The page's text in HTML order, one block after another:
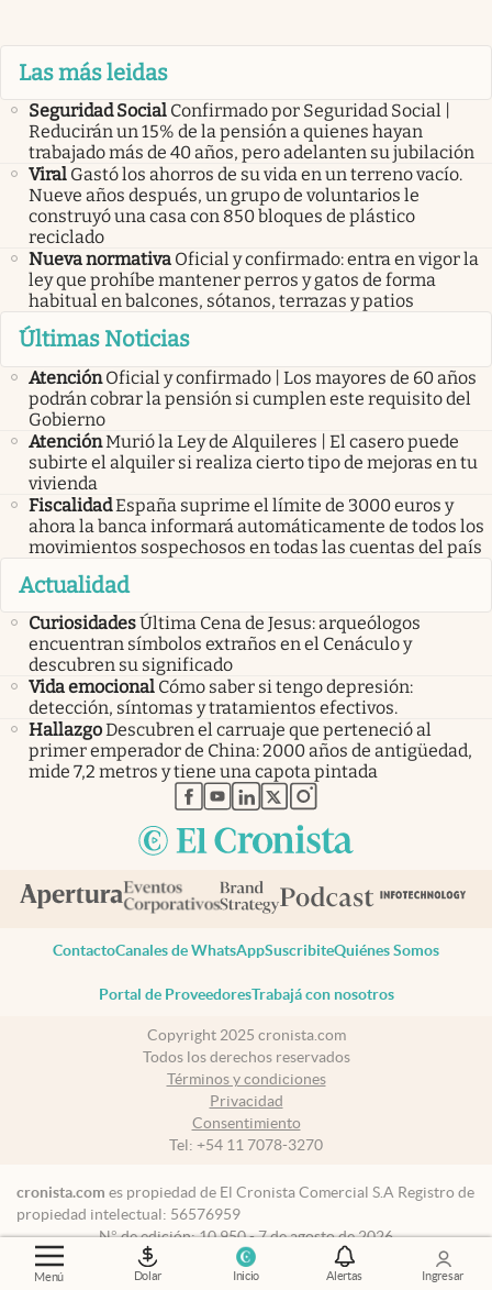
Menú Dolar Inicio Alertas Ingresar
Las más leidas
Seguridad Social Confirmado por Seguridad Social |
Reducirán un 15% de la pensión a quienes hayan
trabajado más de 40 años, pero adelanten su jubilación
Viral Gastó los ahorros de su vida en un terreno vacío.
Nueve años después, un grupo de voluntarios le
construyó una casa con 850 bloques de plástico
reciclado
Nueva normativa Oficial y confirmado: entra en vigor la
ley que prohíbe mantener perros y gatos de forma
habitual en balcones, sótanos, terrazas y patios
Últimas Noticias
Atención Oficial y confirmado | Los mayores de 60 años
podrán cobrar la pensión si cumplen este requisito del
Gobierno
AtenciónMurió la Ley de Alquileres | El casero puede
subirte el alquiler si realiza cierto tipo de mejoras en tu
vivienda
FiscalidadEspaña suprime el límite de 3000 euros y
ahora la banca informará automáticamente de todos los
movimientos sospechosos en todas las cuentas del país
Actualidad
CuriosidadesÚltima Cena de Jesus: arqueólogos
encuentran símbolos extraños en el Cenáculo y
descubren su significado
Vida emocional Cómo saber si tengo depresión:
detección, síntomas y tratamientos efectivos.
HallazgoDescubren el carruaje que perteneció al
primer emperador de China: 2000 años de antigüedad,
mide 7,2 metros y tiene una capota pintada
abre en nueva pestaña
abre en nueva pestaña
abre en nueva pestaña
abre en nueva pestaña
abre en nueva pestaña
ContactoCanales de WhatsAppSuscribiteQuiénes Somos
Portal de ProveedoresTrabajá con nosotros
Copyright 2025 cronista.com
Todos los derechos reservados
Términos y condiciones
Privacidad
Consentimiento
Tel: +54 11 7078-3270
cronista.com es propiedad de El Cronista Comercial S.A Registro de
propiedad intelectual: 56576959
N° de edición: 10.950 - 7 de agosto de 2026
Director Periodístico: Hernán de Goñi